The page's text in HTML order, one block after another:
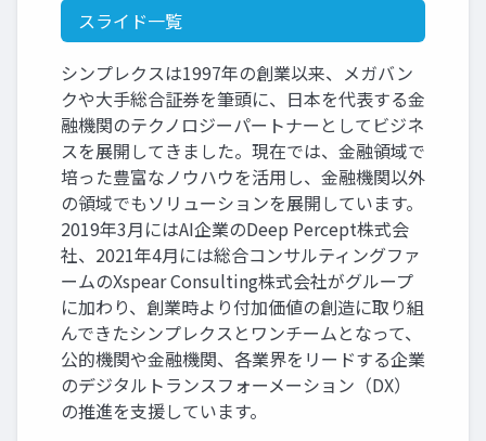
スライド一覧
シンプレクスは1997年の創業以来、メガバン
クや大手総合証券を筆頭に、日本を代表する金
融機関のテクノロジーパートナーとしてビジネ
スを展開してきました。現在では、金融領域で
培った豊富なノウハウを活用し、金融機関以外
の領域でもソリューションを展開しています。
2019年3月にはAI企業のDeep Percept株式会
社、2021年4月には総合コンサルティングファ
ームのXspear Consulting株式会社がグループ
に加わり、創業時より付加価値の創造に取り組
んできたシンプレクスとワンチームとなって、
公的機関や金融機関、各業界をリードする企業
のデジタルトランスフォーメーション（DX）
の推進を支援しています。